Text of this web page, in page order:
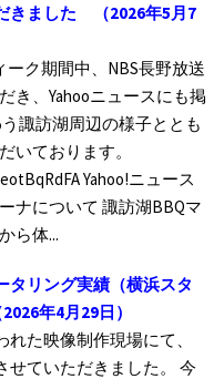
きました
（2026年5月7
ーク期間中、NBS長野放送
き、Yahooニュースにも掲
諏訪湖周辺の様子ととも
いております。
Yahoo!ニュース
ナについて 諏訪湖BBQマ
ら体...
タリング実績（横浜スタ
2026年4月29日）
た映像制作現場にて、
せていただきました。 今